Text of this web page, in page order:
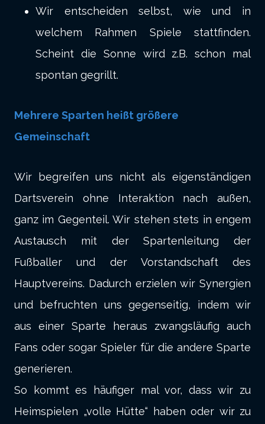
Wir entscheiden selbst, wie und in
welchem Rahmen Spiele stattfinden.
Scheint die Sonne wird z.B. schon mal
spontan gegrillt.
Mehrere Sparten heißt größere
Gemeinschaft
Wir begreifen uns nicht als eigenständigen
Dartsverein ohne Interaktion nach außen,
ganz im Gegenteil. Wir stehen stets in engem
Austausch mit der Spartenleitung der
Fußballer und der Vorstandschaft des
Hauptvereins. Dadurch erzielen wir Synergien
und befruchten uns gegenseitig, indem wir
aus einer Sparte heraus zwangsläufig auch
Fans oder sogar Spieler für die andere Sparte
generieren.
So kommt es häufiger mal vor, dass wir zu
Heimspielen „volle Hütte“ haben oder wir zu